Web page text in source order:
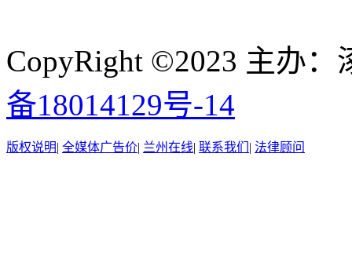
CopyRight ©2023 主办
备18014129号-14
版权说明| 全媒体广告价| 兰州在线| 联系我们 | 法律顾问